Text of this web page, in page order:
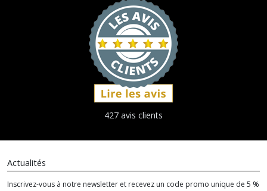
427 avis clients
Actualités
Inscrivez-vous à notre newsletter et recevez un code promo unique de 5 %